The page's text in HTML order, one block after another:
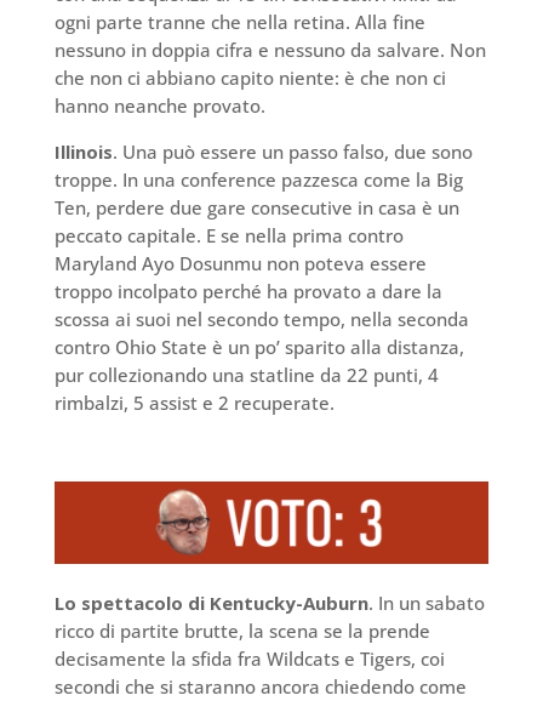
ogni parte tranne che nella retina. Alla fine
nessuno in doppia cifra e nessuno da salvare. Non
che non ci abbiano capito niente: è che non ci
hanno neanche provato.
Illinois. Una può essere un passo falso, due sono
troppe. In una conference pazzesca come la Big
Ten, perdere due gare consecutive in casa è un
peccato capitale. E se nella prima contro
Maryland Ayo Dosunmu non poteva essere
troppo incolpato perché ha provato a dare la
scossa ai suoi nel secondo tempo, nella seconda
contro Ohio State è un po’ sparito alla distanza,
pur collezionando una statline da 22 punti, 4
rimbalzi, 5 assist e 2 recuperate.
Lo spettacolo di Kentucky-Auburn. In un sabato
ricco di partite brutte, la scena se la prende
decisamente la sfida fra Wildcats e Tigers, coi
secondi che si staranno ancora chiedendo come